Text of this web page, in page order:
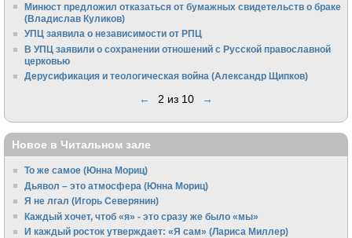
Минюст предложил отказаться от бумажных свидетельств о браке
(Владислав Куликов)
УПЦ заявила о независимости от РПЦ
В УПЦ заявили о сохранении отношений с Русской православной
церковью
Дерусификация и теологическая война (Александр Щипков)
← 2 из 10 →
Новое в Читальном зале
То же самое (Юнна Мориц)
Дьявол – это атмосфера (Юнна Мориц)
Я не лгал (Игорь Северянин)
Каждый хочет, чтоб «я» - это сразу же было «мы»
И каждый росток утверждает: «Я сам» (Лариса Миллер)